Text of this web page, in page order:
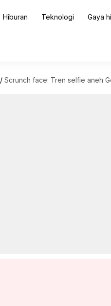
Hiburan Teknologi Gaya
/ Scrunch face: Tren selfie aneh